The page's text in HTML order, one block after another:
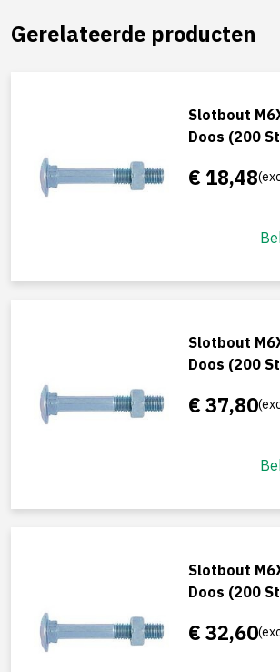
Gerelateerde producten
Slotbout
Doos (200
€ 18,48
Slotbout
Doos (200
€ 37,80
Slotbout
Doos (200
€ 32,60